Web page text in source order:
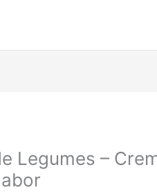
Legumes –